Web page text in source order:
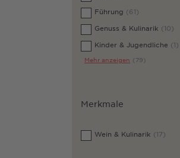
Führung (61)
Genuss & Kulinarik (10)
Kinder & Jugendliche (1)
Mehr anzeigen (79)
Merkmale
Wein & Kulinarik (17)